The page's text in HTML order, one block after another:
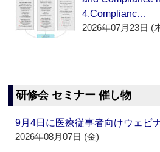
4.Complianc…
2026年07月23日 (
研修会 セミナー 催し物
9月4日に医療従事者向けウェ
2026年08月07日 (金)